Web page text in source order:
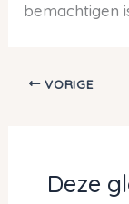
bemachtigen
VORIGE
Deze